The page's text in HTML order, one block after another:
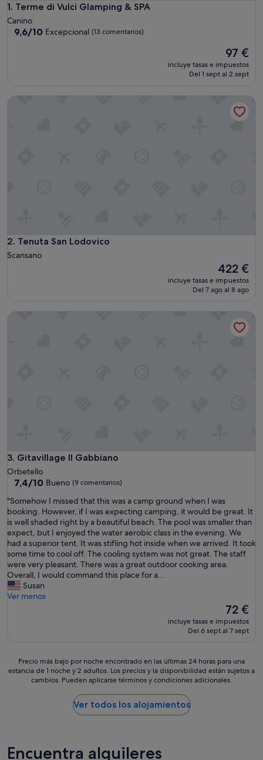
1. Terme di Vulci Glamping & SPA
Terme di Vulci Glamping & SPA
Canino
9.6
9,6/10 Excepcional (13 comentarios)
El
precio
actual
97 €
incluye tasas e impuestos
Del 1 sept al 2 sept
2. Tenuta San Lodovico
Tenuta San Lodovico
Scansano
El
precio
actual
422 €
incluye tasas e impuestos
Del 7 ago al 8 ago
3. Gitavillage Il Gabbiano
Gitavillage Il Gabbiano
Orbetello
7.4
10,
Bueno,
(9 comentarios)
7,4/10 Bueno (9 comentarios)
"
S
o
m
e
h
o
w
I
m
h
a
"Somehow I missed that this was a camp ground when I was
booking. However, if I was expecting camping, it would be great. It
is well shaded right by a beautiful beach. The pool was smaller than
expect, but I enjoyed the water aerobic class in the evening. We
had a superior tent. It was stifling hot inside when we arrived. It took
some time to cool off. The cooling system was not great. The staff
were very pleasant. There was a great outdoor cooking area.
Overall, I would command this place for a...
Susan
Ver menos
El
precio
actual
72 €
72 €
incluye tasas e impuestos
Del 6 sept al 7 sept
Precio
más
últimas
24 horas
Precio más bajo por noche encontrado en las últimas 24 horas para una
estancia de 1 noche y 2 adultos. Los precios y la disponibilidad están sujetos a
cambios. Pueden aplicarse términos y condiciones adicionales.
Ver todos los alojamientos
Encuentra alquileres